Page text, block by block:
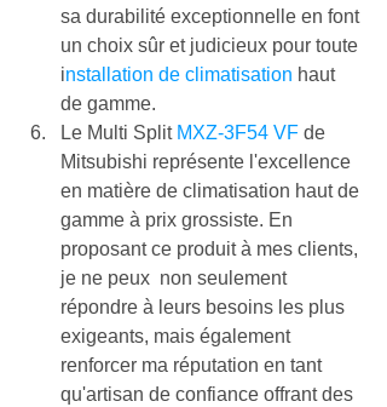
sa durabilité exceptionnelle en font
un choix sûr et judicieux pour toute
installation de climatisation haut
de gamme.
Le Multi Split MXZ-3F54 VF de
Mitsubishi représente l'excellence
en matière de climatisation haut de
gamme à prix grossiste. En
proposant ce produit à mes clients,
je ne peux  non seulement
répondre à leurs besoins les plus
exigeants, mais également
renforcer ma réputation en tant
qu'artisan de confiance offrant des